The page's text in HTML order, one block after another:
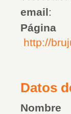
email:
http://
Datos